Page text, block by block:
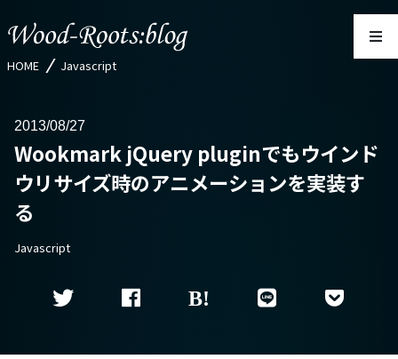
HOME Javascript
2013 08/27
Wookmark jQuery pluginでもウインド
ウリサイズ時のアニメーションを実装す
る
Javascript